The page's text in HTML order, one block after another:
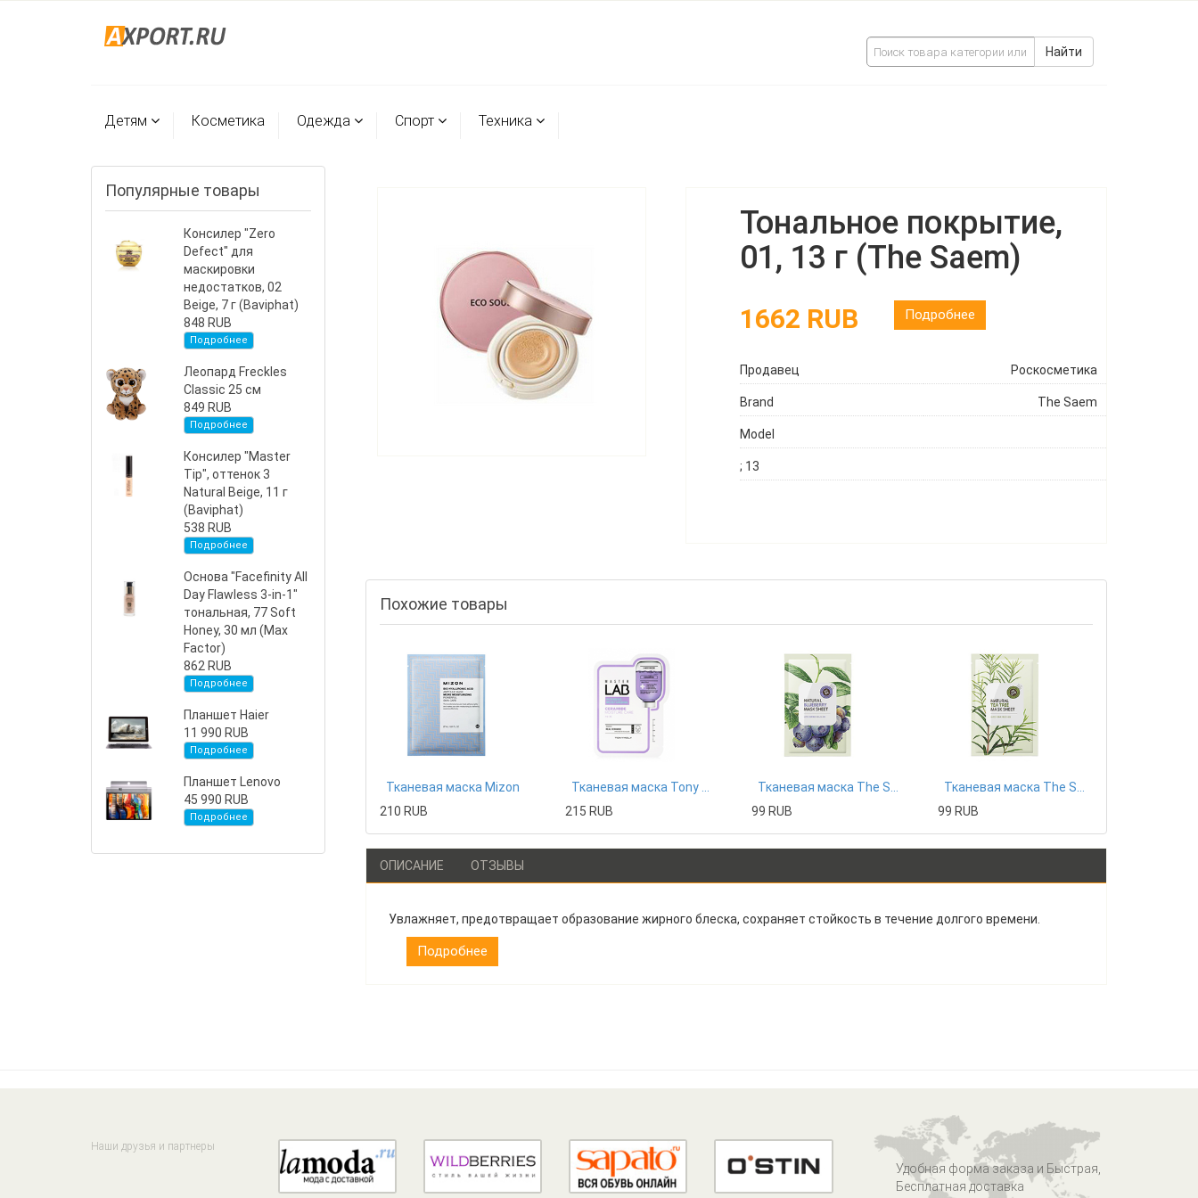
Найти
Детям Косметика Одежда Спорт Техника
Популярные товары
Консилер "Zero
Defect" для
маскировки
недостатков, 02
Beige, 7 г (Baviphat)
848 RUB
Подробнее
Леопард Freckles
Classic 25 см
849 RUB
Подробнее
Консилер "Master
Tip", оттенок 3
Natural Beige, 11 г
(Baviphat)
538 RUB
Подробнее
Основа "Facefinity All
Day Flawless 3-in-1"
тональная, 77 Soft
Honey, 30 мл (Max
Factor)
862 RUB
Подробнее
Планшет Haier
11 990 RUB
Подробнее
Планшет Lenovo
45 990 RUB
Подробнее
Тональное покрытие,
01, 13 г (The Saem)
1662 RUB Подробнее
Продавец Роскосметика
Brand The Saem
Model
; 13
Похожие товары
Тканевая маска Mizon
210 RUB
215 RUB
99 RUB
99 RUB
ОПИСАНИЕ ОТЗЫВЫ
Увлажняет, предотвращает образование жирного блеска, сохраняет стойкость в течение долгого времени.
Подробнее
Наши друзья и партнеры
Удобная форма заказа и Быстрая,
Бесплатная доставка